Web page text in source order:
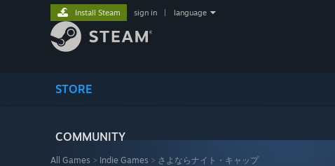
STORE
COMMUNITY
Install Steam sign in language
All Games > Indie Games > さよならナイト・キャップ